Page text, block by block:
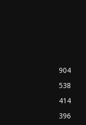
904
538
414
396